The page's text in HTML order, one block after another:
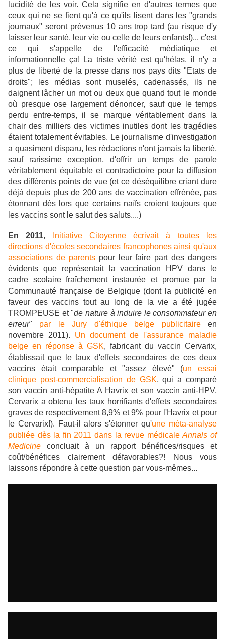
lucidité de les voir. Cela signifie en d'autres termes que
ceux qui ne se fient qu'à ce qu'ils lisent dans les "grands
journaux" seront prévenus 10 ans trop tard (au risque d'y
laisser leur santé, leur vie ou celle de leurs enfants!)... c'est
ce qui s'appelle de l'efficacité médiatique et
informationnelle ça! La triste vérité est qu'hélas, il n'y a
plus de liberté de la presse dans nos pays dits "Etats de
droits"; les médias sont muselés, cadenassés, ils ne
daignent lâcher un mot ou deux que quand tout le monde
où presque ose largement dénoncer, sauf que le temps
perdu entre-temps, il se marque véritablement dans la
chair des milliers des victimes inutiles dont les tragédies
étaient totalement évitables. Le journalisme d'investigation
a quasiment disparu, les rédactions n'ont jamais la liberté,
sauf rarissime exception, d'offrir un temps de parole
véritablement équitable et contradictoire pour la diffusion
des différents points de vue (et ce déséquilibre criant dure
déjà depuis plus de 200 ans de vaccination effrénée, pas
étonnant dès lors que certains naïfs croient toujours que
les vaccins sont le salut des saluts....)
En 2011,
Initiative Citoyenne écrivait à toutes les
directions d'écoles secondaires francophones ainsi qu'aux
associations de parentspour leur faire part des dangers
évidents que représentait la vaccination HPV dans le
cadre scolaire fraîchement instaurée et promue par la
Communauté française de Belgique (dont la publicité en
faveur des vaccins tout au long de la vie a été jugée
TROMPEUSE et "de nature à induire le consommateur en
erreur" par le Jury d'éthique belge publicitaireen
novembre 2011). Un document de l'assurance maladie
belge en réponse à GSK, fabricant du vaccin Cervarix,
établissait que le taux d'effets secondaires de ces deux
vaccins était comparable et "assez élevé" (un essai
clinique post-commercialisation de GSK, qui a comparé
son vaccin anti-hépatite A Havrix et son vaccin anti-HPV,
Cervarix a obtenu les taux horrifiants d'effets secondaires
graves de respectivement 8,9% et 9% pour l'Havrix et pour
le Cervarix!). Faut-il alors s'étonner qu'une méta-analyse
publiée dès la fin 2011 dans la revue médicaleAnnals of
Medicine concluait à un rapport bénéfices/risques et
coût/bénéfices clairement défavorables?! Nous vous
laissons répondre à cette question par vous-mêmes...